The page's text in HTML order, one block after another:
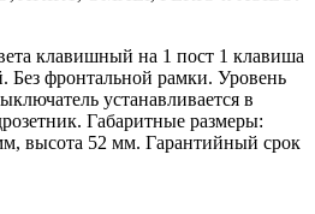
клавишный на 1 пост 1 клавиша
Без фронтальной рамки. Уровень
устанавливается в
Габаритные размеры:
высота 52 мм. Гарантийный срок